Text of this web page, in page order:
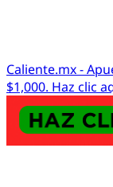
Caliente.mx -
$1,000. Haz clic